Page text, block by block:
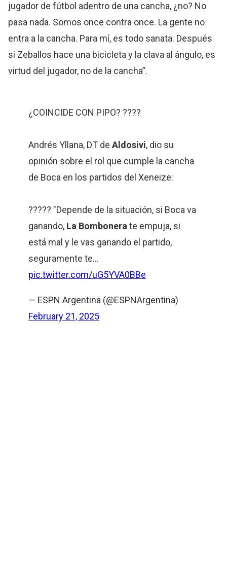
jugador de fútbol adentro de una cancha, ¿no? No
pasa nada. Somos once contra once. La gente no
entra a la cancha. Para mí, es todo sanata. Después
si Zeballos hace una bicicleta y la clava al ángulo, es
virtud del jugador, no de la cancha”.
¿COINCIDE CON PIPO? ????
Andrés Yllana, DT de Aldosivi, dio su
opinión sobre el rol que cumple la cancha
de Boca en los partidos del Xeneize:
????? "Depende de la situación, si Boca va
ganando, La Bombonerate empuja, si
está mal y le vas ganando el partido,
seguramente te…
pic.twitter.com/uG5YVA0BBe
— ESPN Argentina (@ESPNArgentina)
February 21, 2025